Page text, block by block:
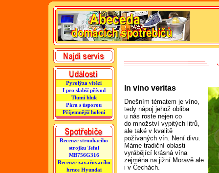
Pyrolýza vítězí
I pro slabší přívod
Tlumí hluk
Pára s úsporou
Příjemnější holení
Recenze strouhacího
strojku Tefal
MB756G316
Recenze zavařovacího
hrnce Hyundai
In vino veritas
Dnešním tématem je víno,
tedy nápoj jehož obliba
u nás roste nejen co
do množství vypitých litrů,
ale také v kvalitě
požívaných vín. Není divu.
Máme tradiční oblasti
vyrábějící krásná vína
zejména na jižní Moravě ale
i v Čechách.